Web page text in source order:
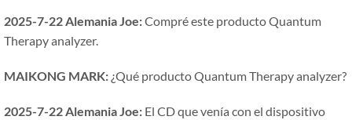
2025-7-22 Alemania Joe:Compré este producto Quantum
Therapy analyzer.
MAIKONG MARK: ¿Qué producto Quantum Therapy analyzer?
2025-7-22 Alemania Joe: El CD que venía con el dispositivo